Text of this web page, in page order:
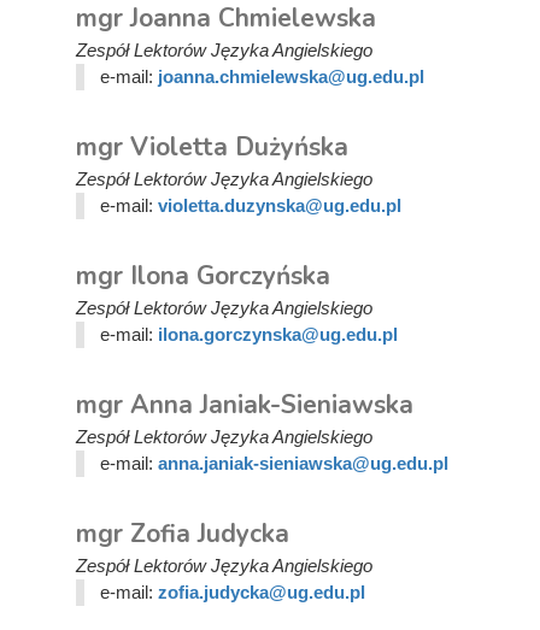
mgr Joanna Chmielewska
Zespół Lektorów Języka Angielskiego
e-mail: joanna.chmielewska@ug.edu.pl
mgr Violetta Dużyńska
Zespół Lektorów Języka Angielskiego
e-mail: violetta.duzynska@ug.edu.pl
mgr Ilona Gorczyńska
Zespół Lektorów Języka Angielskiego
e-mail: ilona.gorczynska@ug.edu.pl
mgr Anna Janiak-Sieniawska
Zespół Lektorów Języka Angielskiego
e-mail: anna.janiak-sieniawska@ug.edu.pl
mgr Zofia Judycka
Zespół Lektorów Języka Angielskiego
e-mail: zofia.judycka@ug.edu.pl